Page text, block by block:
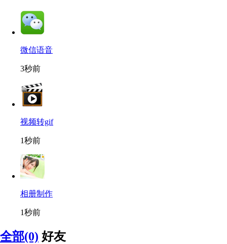
微信语音
3秒前
视频转gif
1秒前
相册制作
1秒前
全部(0) 好友